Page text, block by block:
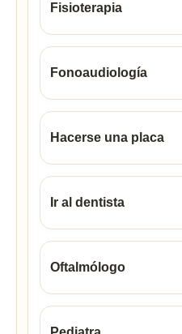
Fisioterapia
Fonoaudiología
Hacerse una placa
Ir al dentista
Oftalmólogo